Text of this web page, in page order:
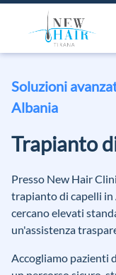
Soluzioni
Albania
Trapianto
Presso New Hair
trapianto di capelli
cercano elevati
un'assistenza
Accogliamo pazienti